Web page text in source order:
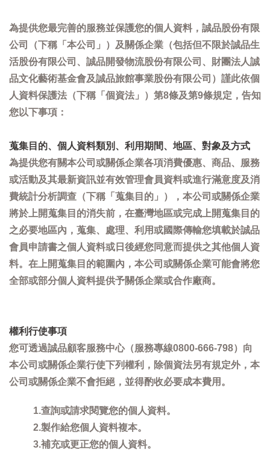
為提供您最完善的服務並保護您的個人資料，誠品股份有限
公司（下稱「本公司」）及關係企業（包括但不限於誠品生
活股份有限公司、誠品開發物流股份有限公司、財團法人誠
品文化藝術基金會及誠品旅館事業股份有限公司）謹此依個
人資料保護法（下稱「個資法」）第8條及第9條規定，告知
您以下事項：
蒐集目的、個人資料類別、利用期間、地區、對象及方式
為提供您有關本公司或關係企業各項消費優惠、商品、服務
或活動及其最新資訊並有效管理會員資料或進行滿意度及消
費統計分析調查（下稱「蒐集目的」），本公司或關係企業
將於上開蒐集目的消失前，在臺灣地區或完成上開蒐集目的
之必要地區內，蒐集、處理、利用或國際傳輸您填載於誠品
會員申請書之個人資料或日後經您同意而提供之其他個人資
料。在上開蒐集目的範圍內，本公司或關係企業可能會將您
全部或部分個人資料提供予關係企業或合作廠商。
權利行使事項
您可透過誠品顧客服務中心（服務專線0800-666-798）向
本公司或關係企業行使下列權利，除個資法另有規定外，本
公司或關係企業不會拒絕，並得酌收必要成本費用。
1.查詢或請求閱覽您的個人資料。
2.製作給您個人資料複本。
3.補充或更正您的個人資料。